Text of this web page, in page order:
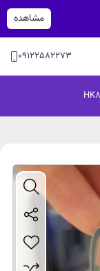
مشاهده
09122582273